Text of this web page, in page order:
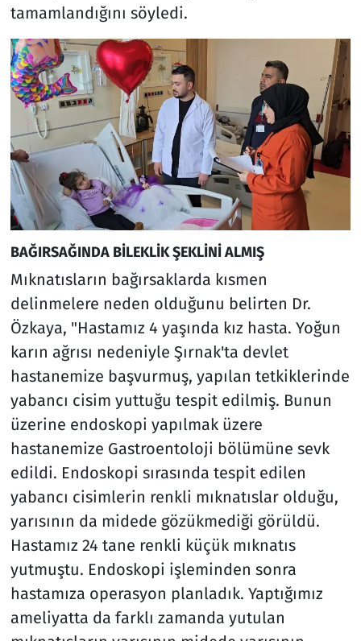
tamamlandığını söyledi.
BAĞIRSAĞINDA BİLEKLİK ŞEKLİNİ ALMIŞ
Mıknatısların bağırsaklarda kısmen
delinmelere neden olduğunu belirten Dr.
Özkaya, "Hastamız 4 yaşında kız hasta. Yoğun
karın ağrısı nedeniyle Şırnak'ta devlet
hastanemize başvurmuş, yapılan tetkiklerinde
yabancı cisim yuttuğu tespit edilmiş. Bunun
üzerine endoskopi yapılmak üzere
hastanemize Gastroentoloji bölümüne sevk
edildi. Endoskopi sırasında tespit edilen
yabancı cisimlerin renkli mıknatıslar olduğu,
yarısının da midede gözükmediği görüldü.
Hastamız 24 tane renkli küçük mıknatıs
yutmuştu. Endoskopi işleminden sonra
hastamıza operasyon planladık. Yaptığımız
ameliyatta da farklı zamanda yutulan